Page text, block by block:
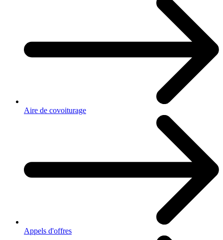
Aire de covoiturage
Appels d'offres